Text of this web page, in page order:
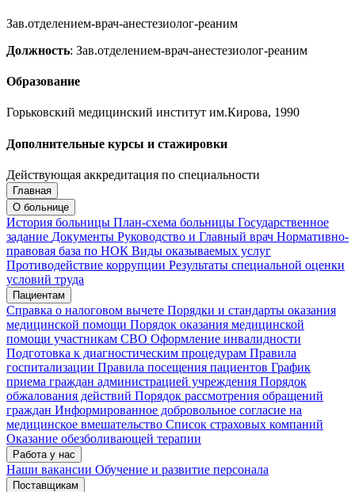
Зав.отделением-врач-анестезиолог-реаним
Должность: Зав.отделением-врач-анестезиолог-реаним
Образование
Горьковский медицинский институт им.Кирова, 1990
Дополнительные курсы и стажировки
Действующая аккредитация по специальности
Запись на приём
Подтвердить запись Отмена
Запись подтверждена
Мои записи
Главная
О больнице
История больницы План-схема больницы Государственное
задание Документы Руководство и Главный врач Нормативно-
правовая база по НОК Виды оказываемых услуг
Противодействие коррупции Результаты специальной оценки
условий труда
Пациентам
Справка о налоговом вычете Порядки и стандарты оказания
медицинской помощи Порядок оказания медицинской
помощи участникам СВО Оформление инвалидности
Подготовка к диагностическим процедурам Правила
госпитализации Правила посещения пациентов График
приема граждан администрацией учреждения Порядок
обжалования действий Порядок рассмотрения обращений
граждан Информированное добровольное согласие на
медицинское вмешательство Список страховых компаний
Оказание обезболивающей терапии
Работа у нас
Наши вакансии Обучение и развитие персонала
Поставщикам